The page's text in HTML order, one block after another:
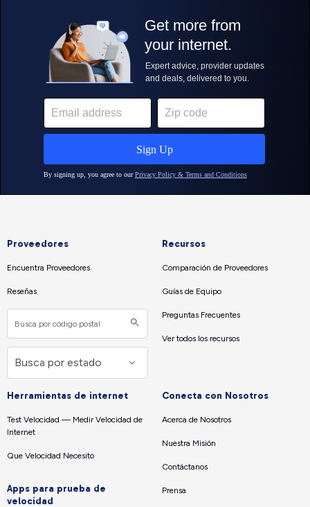
Proveedores
Encuentra Proveedores
Reseñas
Recursos
Comparación de Proveedores
Guías de Equipo
Preguntas Frecuentes
Ver todos los recursos
Herramientas de internet
Test Velocidad — Medir Velocidad de
Internet
Que Velocidad Necesito
Apps para prueba de
velocidad
Conecta con Nosotros
Acerca de Nosotros
Nuestra Misión
Contáctanos
Prensa